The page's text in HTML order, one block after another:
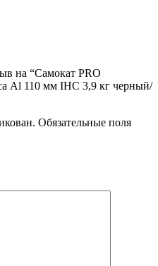
на “Самокат PRO
Al 110 мм IHC 3,9 кг черный/
Обязательные поля